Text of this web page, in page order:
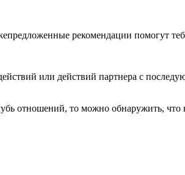
рекомендации помогут
или действий партнера с
отношений, то можно обнаружить,